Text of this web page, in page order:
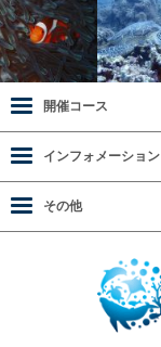
開催コース
インフォメーション
その他